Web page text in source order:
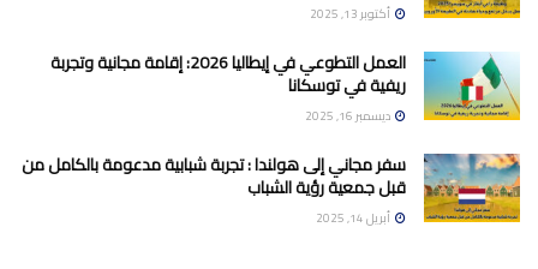
أكتوبر 13, 2025
العمل التطوعي في إيطاليا 2026: إقامة مجانية وتجربة
ريفية في توسكانا
ديسمبر 16, 2025
سفر مجاني إلى هولندا : تجربة شبابية مدعومة بالكامل من
قبل جمعية رؤية الشباب
أبريل 14, 2025